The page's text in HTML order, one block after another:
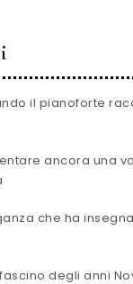
il pianoforte
ancora una
che ha
fascino degli anni